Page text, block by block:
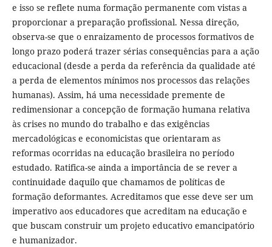
e isso se reflete numa formação permanente com vistas a
proporcionar a preparação profissional. Nessa direção,
observa-se que o enraizamento de processos formativos de
longo prazo poderá trazer sérias consequências para a ação
educacional (desde a perda da referência da qualidade até
a perda de elementos mínimos nos processos das relações
humanas). Assim, há uma necessidade premente de
redimensionar a concepção de formação humana relativa
às crises no mundo do trabalho e das exigências
mercadológicas e economicistas que orientaram as
reformas ocorridas na educação brasileira no período
estudado. Ratifica-se ainda a importância de se rever a
continuidade daquilo que chamamos de políticas de
formação deformantes. Acreditamos que esse deve ser um
imperativo aos educadores que acreditam na educação e
que buscam construir um projeto educativo emancipatório
e humanizador.